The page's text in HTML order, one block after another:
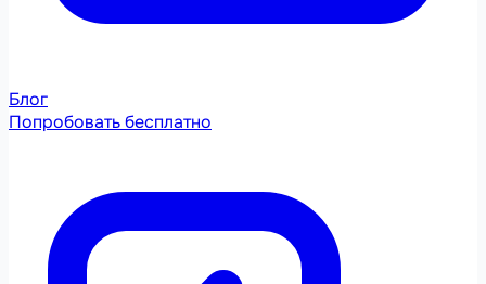
Блог
Попробовать бесплатно